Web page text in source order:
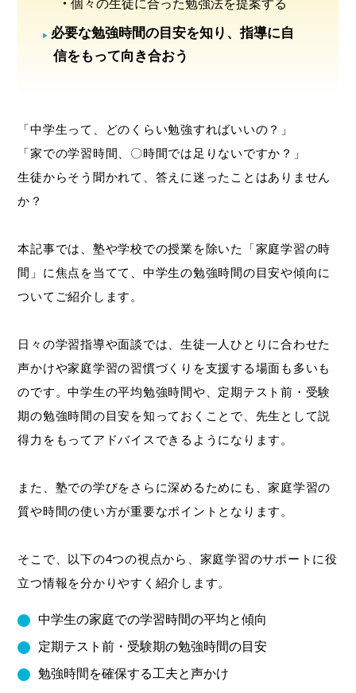
個々の生徒に合った勉強法を提案する
必要な勉強時間の目安を知り、指導に自
信をもって向き合おう
「中学生って、どのくらい勉強すればいいの？」
「家での学習時間、〇時間では足りないですか？」
生徒からそう聞かれて、答えに迷ったことはありません
か？
本記事では、塾や学校での授業を除いた「家庭学習の時
間」に焦点を当てて、中学生の勉強時間の目安や傾向に
ついてご紹介します。
日々の学習指導や面談では、生徒一人ひとりに合わせた
声かけや家庭学習の習慣づくりを支援する場面も多いも
のです。中学生の平均勉強時間や、定期テスト前・受験
期の勉強時間の目安を知っておくことで、先生として説
得力をもってアドバイスできるようになります。
また、塾での学びをさらに深めるためにも、家庭学習の
質や時間の使い方が重要なポイントとなります。
そこで、以下の4つの視点から、家庭学習のサポートに役
立つ情報を分かりやすく紹介します。
中学生の家庭での学習時間の平均と傾向
定期テスト前・受験期の勉強時間の目安
勉強時間を確保する工夫と声かけ